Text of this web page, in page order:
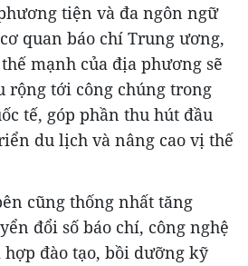
tiện và đa ngôn ngữ
quan báo chí Trung ương,
mạnh của địa phương sẽ
rộng tới công chúng trong
tế, góp phần thu hút đầu
du lịch và nâng cao vị thế
cũng thống nhất tăng
đổi số báo chí, công nghệ
đào tạo, bồi dưỡng kỹ